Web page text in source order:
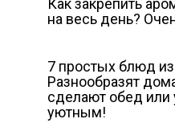
на весь день?
7 простых блюд
Разнообразят
сделают обед
уютным!